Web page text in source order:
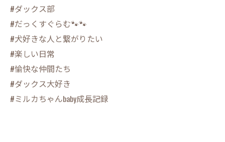
#ダックス部
#だっくすぐらむ🐾🐾
#犬好きな人と繋がりたい
#楽しい日常
#愉快な仲間たち
#ダックス大好き
#ミルカちゃんbaby成長記録